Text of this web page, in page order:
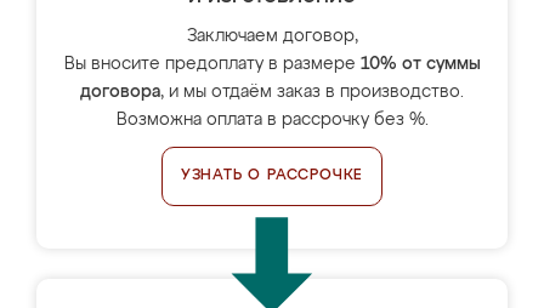
Заключаем договор,
Вы вносите предоплату в размере 10% от суммы
договора, и мы отдаём заказ в производство.
Возможна оплата в рассрочку без %.
УЗНАТЬ О РАССРОЧКЕ